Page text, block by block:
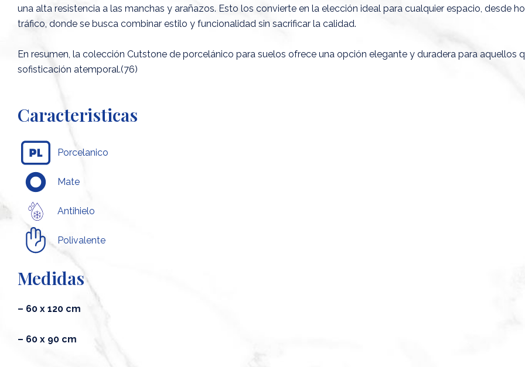
una alta resistencia a las manchas y arañazos. Esto los convierte en la elección ideal para cualquier espacio, desde
tráfico, donde se busca combinar estilo y funcionalidad sin sacrificar la calidad.
En resumen, la colección Cutstone de porcelánico para suelos ofrece una opción elegante y duradera para aquellos
sofisticación atemporal.(76)
Caracteristicas
Porcelanico
Mate
Antihielo
Polivalente
Medidas
– 60 x 120 cm
– 60 x 90 cm